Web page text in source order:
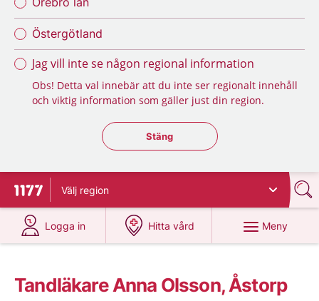
Östergötland
Jag vill inte se någon regional information
Obs! Detta val innebär att du inte ser regionalt innehåll
och viktig information som gäller just din region.
Stäng regionsväljaren
Stäng
Till startsidan för 1177
Välj region
Logga in
på 1177.se
Hitta vård
på 1177.se
Meny
Tandläkare Anna Olsson, Åstorp